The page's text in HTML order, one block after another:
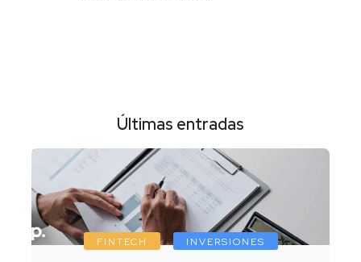
Últimas entradas
FINTECH INVERSIONES